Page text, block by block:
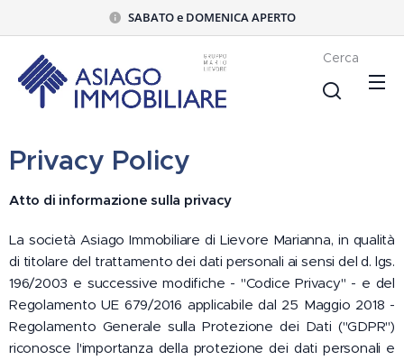
SABATO e DOMENICA APERTO
Cerca
Privacy Policy
Atto di informazione sulla privacy
La società Asiago Immobiliare di Lievore Marianna, in qualità
di titolare del trattamento dei dati personali ai sensi del d. lgs.
196/2003 e successive modifiche - "Codice Privacy" - e del
Regolamento UE 679/2016 applicabile dal 25 Maggio 2018 -
Regolamento Generale sulla Protezione dei Dati ("GDPR")
riconosce l'importanza della protezione dei dati personali e